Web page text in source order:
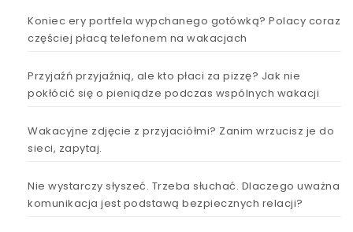
Koniec ery portfela wypchanego gotówką? Polacy coraz
częściej płacą telefonem na wakacjach
Przyjaźń przyjaźnią, ale kto płaci za pizzę? Jak nie
pokłócić się o pieniądze podczas wspólnych wakacji
Wakacyjne zdjęcie z przyjaciółmi? Zanim wrzucisz je do
sieci, zapytaj.
Nie wystarczy słyszeć. Trzeba słuchać. Dlaczego uważna
komunikacja jest podstawą bezpiecznych relacji?